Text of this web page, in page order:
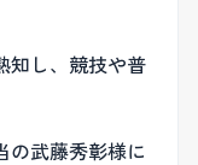
知し、競技や普
の武藤秀彰様に